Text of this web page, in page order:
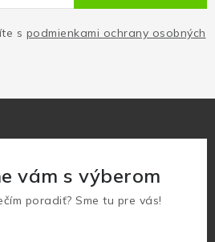
s podmienkami ochrany osobných
vám s výberom
poradiť? Sme tu pre vás!